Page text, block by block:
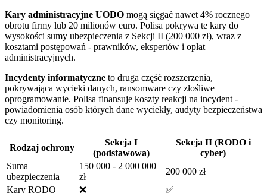
Kary administracyjne UODO mogą sięgać nawet 4% rocznego
obrotu firmy lub 20 milionów euro. Polisa pokrywa te kary do
wysokości sumy ubezpieczenia z Sekcji II (200 000 zł), wraz z
kosztami postępowań - prawników, ekspertów i opłat
administracyjnych.
Incydenty informatyczne to druga część rozszerzenia,
pokrywająca wycieki danych, ransomware czy złośliwe
oprogramowanie. Polisa finansuje koszty reakcji na incydent -
powiadomienia osób których dane wyciekły, audyty bezpieczeństwa
czy monitoring.
Rodzaj ochrony
Sekcja I
(podstawowa)
Sekcja II (RODO i
cyber)
Suma
ubezpieczenia
150 000 - 2 000 000
zł
200 000 zł
Kary RODO
❌ ✅